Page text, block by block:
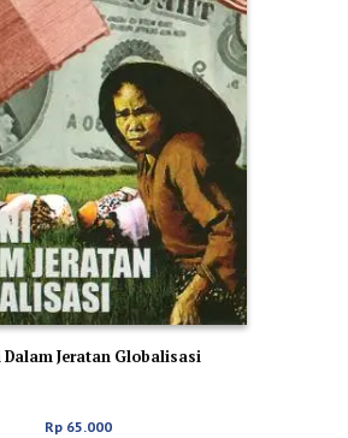
Dalam Jeratan Globalisasi
Rp 65.000